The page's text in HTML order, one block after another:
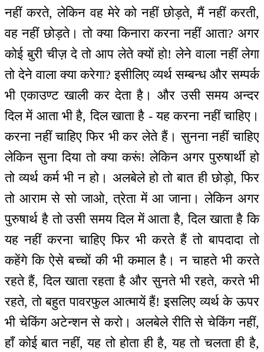
नहीं करते, लेकिन वह मेरे को नहीं छोड़ते, मैं नहीं करती,
वह नहीं छोड़ते। तो क्या किनारा करना नहीं आता? अगर
कोई बुरी चीज़ दे तो आप लेते क्यों हो! लेने वाला नहीं लेगा
तो देने वाला क्या करेगा? इसीलिए व्यर्थ सम्बन्ध और सम्पर्क
भी एकाउण्ट खाली कर देता है। और उसी समय अन्दर
दिल में आता भी है, दिल खाता है - यह करना नहीं चाहिए।
करना नहीं चाहिए फिर भी कर लेते हैं। सुनना नहीं चाहिए
लेकिन सुना दिया तो क्या करूं! लेकिन अगर पुरुषार्थी हो
तो व्यर्थ कर्म भी न हो। अलबेले हो तो बात ही छोड़ो, फिर
तो आराम से सो जाओ, त्रेता में आ जाना। लेकिन अगर
पुरुषार्थ है तो उसी समय दिल में आता है, दिल खाता है कि
यह नहीं करना चाहिए फिर भी करते हैं तो बापदादा तो
कहेंगे कि ऐसे बच्चों की भी कमाल है। न चाहते भी करते
रहते हैं, दिल खाता रहता है और सुनते भी रहते, करते भी
रहते, तो बहुत पावरफुल आत्मायें हैं! इसलिए व्यर्थ के ऊपर
भी चेकिंग अटेन्शन से करो। अलबेले रीति से चेकिंग नहीं,
हाँ कोई बात नहीं, यह तो होता ही है, यह तो चलता ही है,